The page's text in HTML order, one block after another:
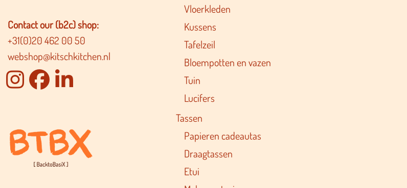
Contact our (b2c) shop:
+31(0)20 462 00 50
webshop@kitschkitchen.nl
Vloerkleden
Kussens
Tafelzeil
Bloempotten en vazen
Tuin
Lucifers
Tassen
Papieren cadeautas
Draagtassen
Etui